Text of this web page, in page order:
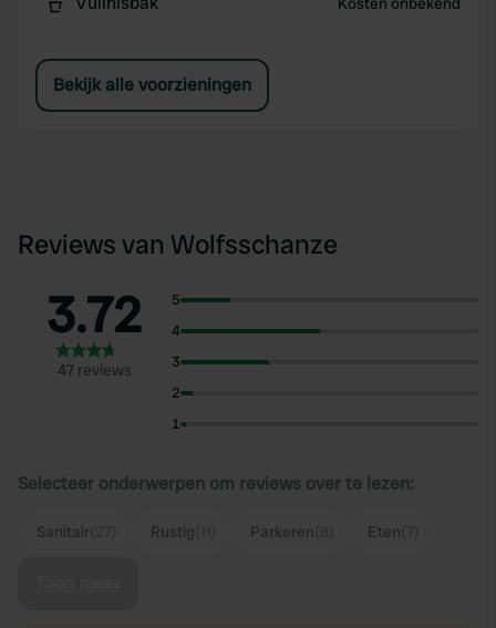
Bekijk alle voorzieningen
Reviews van Wolfsschanze
3.72
47 reviews
5
4
3
2
1
Selecteer onderwerpen om reviews over te lezen:
Sanitair Rustig Parkeren Eten